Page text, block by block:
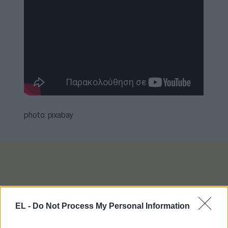
EL - Do Not Process My Personal Information
photo: pixabay